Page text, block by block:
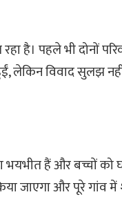
है। पहले भी दोनों
लेकिन विवाद सुलझ
भयभीत हैं और बच्चों को
जाएगा और पूरे गांव